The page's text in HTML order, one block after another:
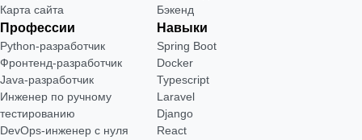
Карта сайта
Бэкенд
Профессии
Python-разработчик
Фронтенд-разработчик
Java-разработчик
Инженер по ручному
тестированию
DevOps-инженер с нуля
Навыки
Spring Boot
Docker
Typescript
Laravel
Django
React